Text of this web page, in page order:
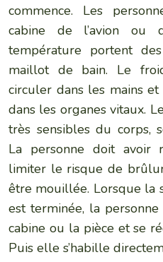
commence. Les
cabine de l’avion ou
température portent
maillot de bain. Le
circuler dans les mains
dans les organes vitaux.
très sensibles du corps,
La personne doit avoir
limiter le risque de
être mouillée. Lorsque la
est terminée, la
cabine ou la pièce et se
Puis elle s’habille